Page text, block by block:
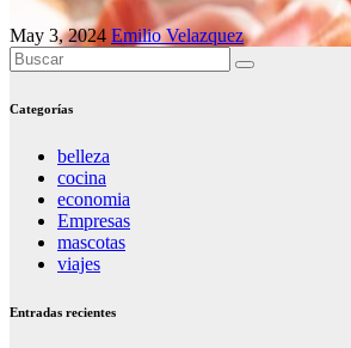
May 3, 2024 Emilio Velazquez
Categorías
belleza
cocina
economia
Empresas
mascotas
viajes
Entradas recientes